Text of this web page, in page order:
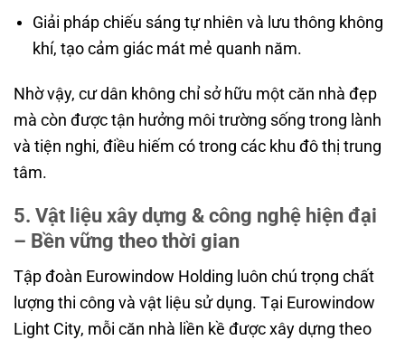
Giải pháp chiếu sáng tự nhiên và lưu thông không
khí, tạo cảm giác mát mẻ quanh năm.
Nhờ vậy, cư dân không chỉ sở hữu một căn nhà đẹp
mà còn được tận hưởng môi trường sống trong lành
và tiện nghi, điều hiếm có trong các khu đô thị trung
tâm.
5. Vật liệu xây dựng & công nghệ hiện đại
– Bền vững theo thời gian
Tập đoàn Eurowindow Holding luôn chú trọng chất
lượng thi công và vật liệu sử dụng. Tại Eurowindow
Light City, mỗi căn nhà liền kề được xây dựng theo